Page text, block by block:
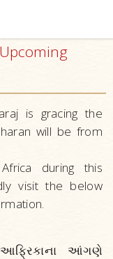
is gracing the
will be from
during this
visit the below
આંગણે